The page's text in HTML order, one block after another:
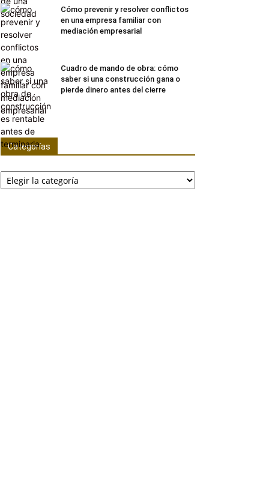
Cómo prevenir y resolver conflictos
en una empresa familiar con
mediación empresarial
Cuadro de mando de obra: cómo
saber si una construcción gana o
pierde dinero antes del cierre
Categorías
Categorías